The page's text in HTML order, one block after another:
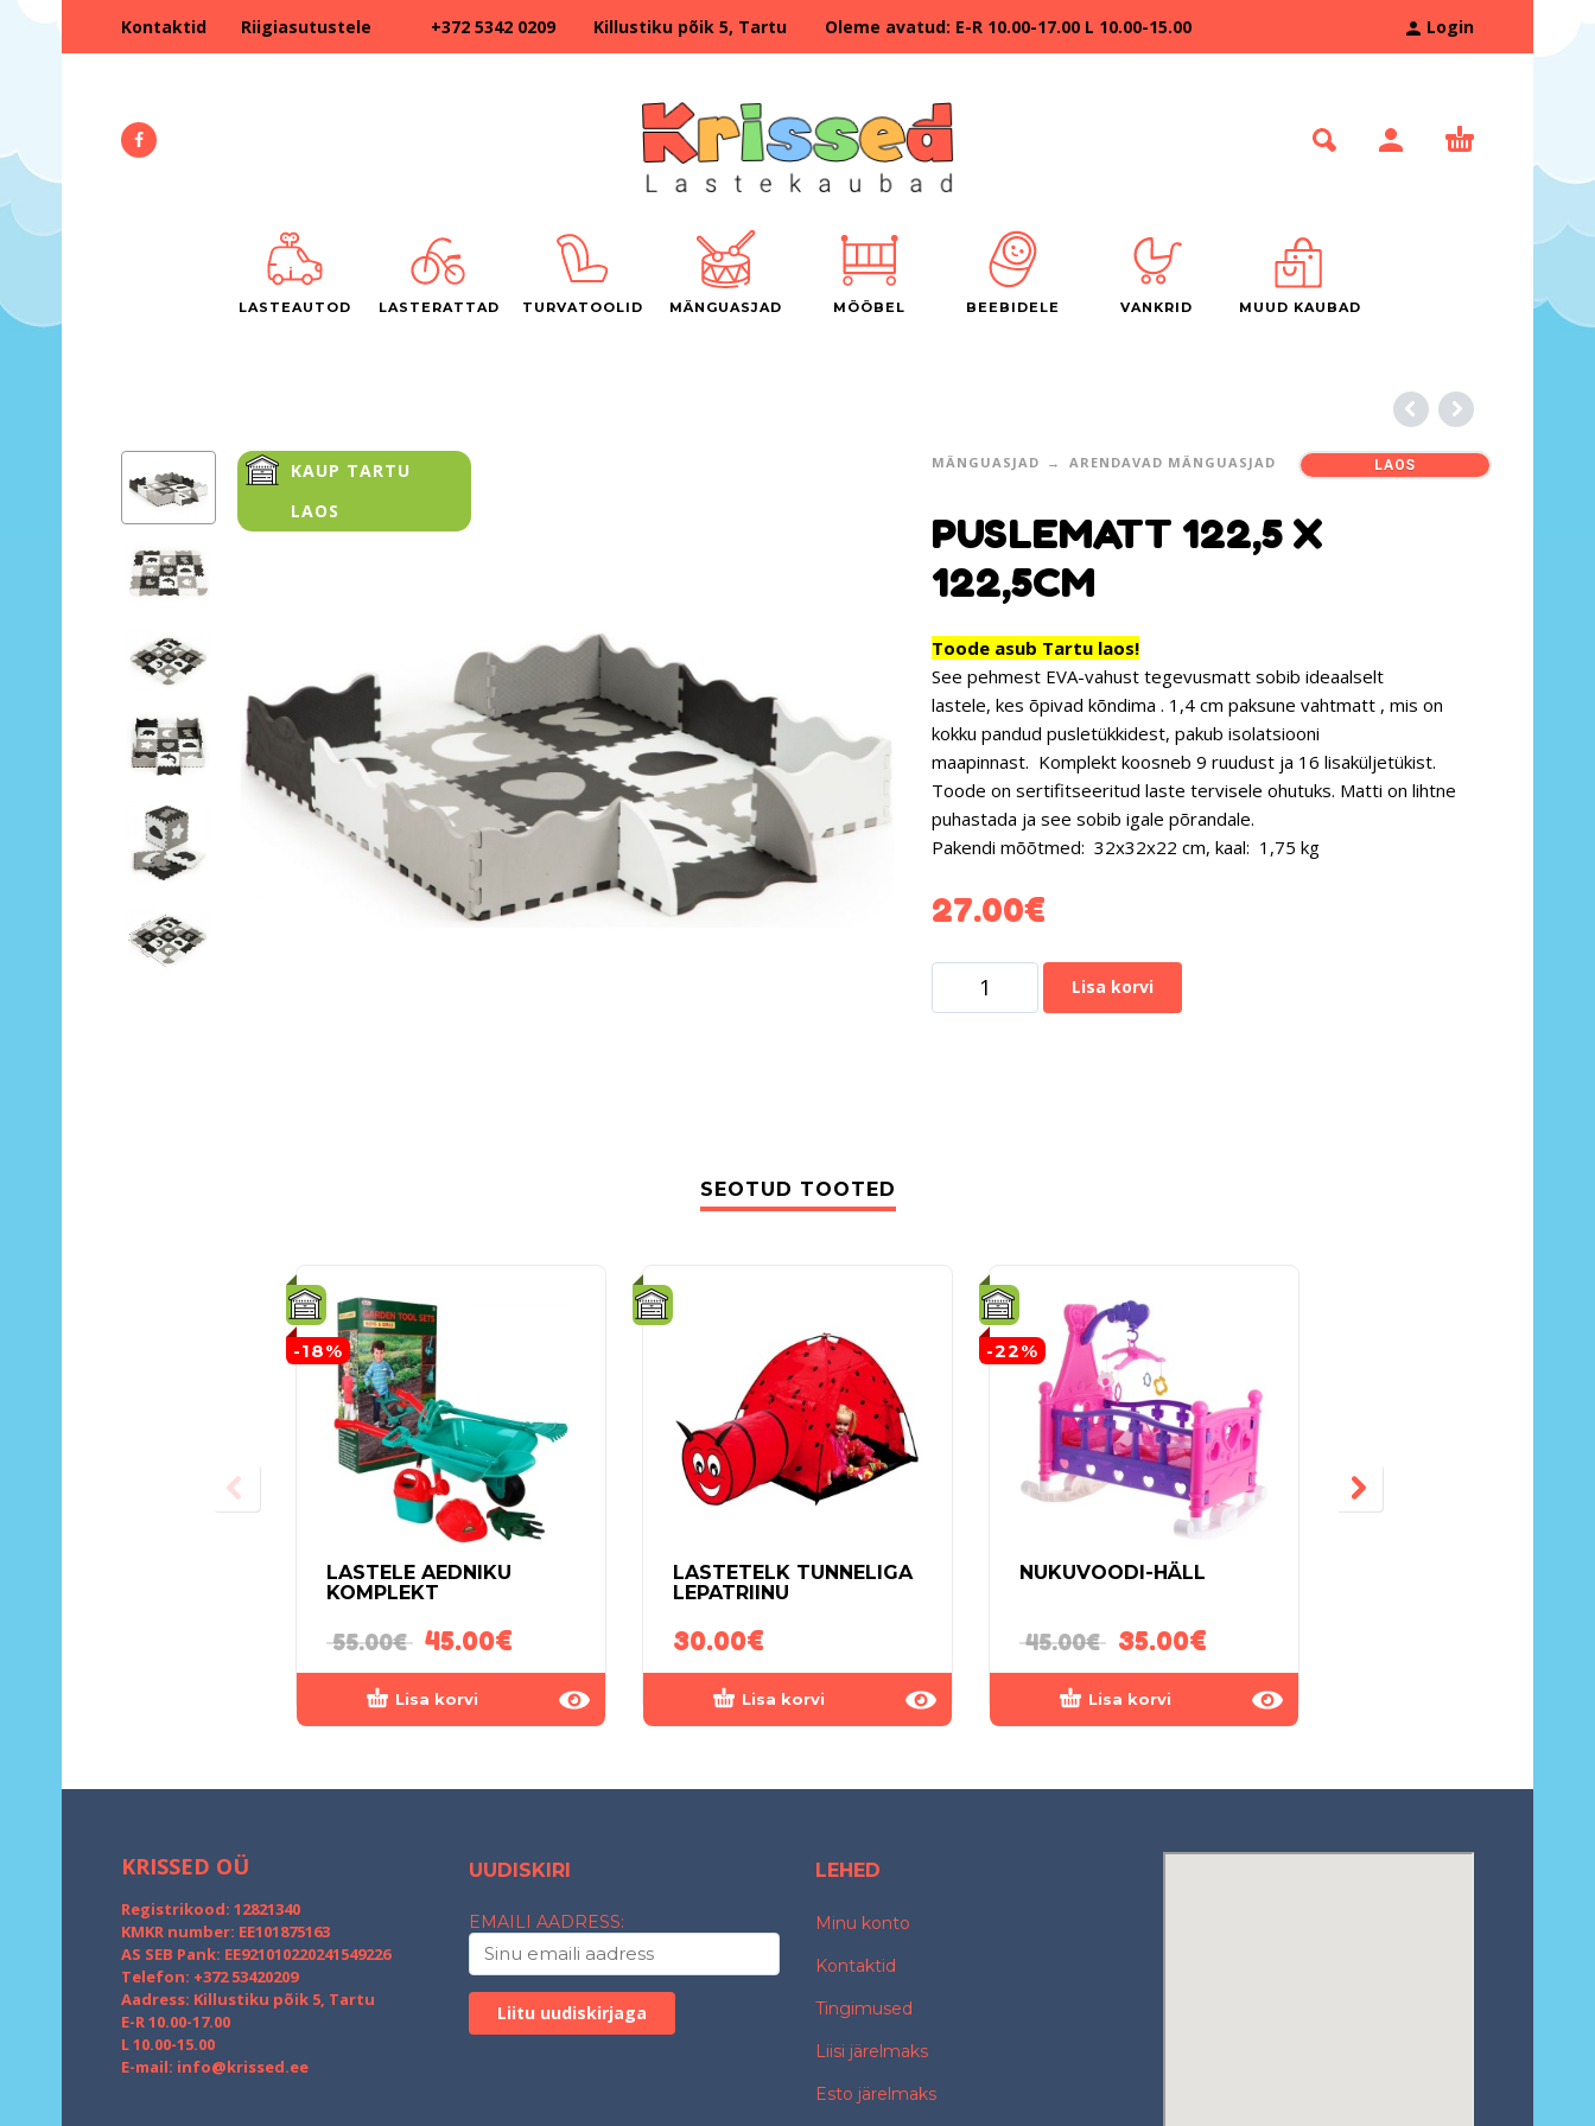
Kontaktid Riigiasutustele +372 5342 0209 Killustiku põik 5, Tartu Oleme avatud: E-R 10.00-17.00 L 10.00-15.00 Login
LASTEAUTOD LASTERATTAD TURVATOOLID MÄNGUASJAD MÖÖBEL BEEBIDELE VANKRID MUUD KAUBAD
KAUP TARTU
LAOS
MÄNGUASJAD ARENDAVAD MÄNGUASJAD LAOS
PUSLEMATT 122,5 X
122,5CM
Toode asub Tartu laos!
See pehmest EVA-vahusttegevusmatt sobib ideaalselt
lastele, kes õpivad kõndima . 1,4 cm paksune vahtmatt , mis on
kokku pandud pusletükkidest, pakub isolatsiooni
maapinnast. Komplekt koosneb 9 ruudust ja 16 lisaküljetükist.
Toode on sertifitseeritud laste tervisele ohutuks. Matti on lihtne
puhastada ja see sobib igale põrandale.
Pakendi mõõtmed: 32x32x22 cm, kaal: 1,75 kg
27.00€
Lisa korvi
SEOTUD TOOTED
-18%
LASTELE AEDNIKU
KOMPLEKT
55.00€ 45.00€
Lisa korvi
LASTETELK TUNNELIGA
LEPATRIINU
30.00€
Lisa korvi
-22%
NUKUVOODI-HÄLL
45.00€ 35.00€
Lisa korvi
KRISSED OÜ
Registrikood: 12821340
KMKR number: EE101875163
AS SEB Pank: EE921010220241549226
Telefon: +372 53420209
Aadress: Killustiku põik 5, Tartu
E-R 10.00-17.00
L 10.00-15.00
E-mail: info@krissed.ee
UUDISKIRI
EMAILI AADRESS:
LEHED
Minu konto
Kontaktid
Tingimused
Liisi järelmaks
Esto järelmaks